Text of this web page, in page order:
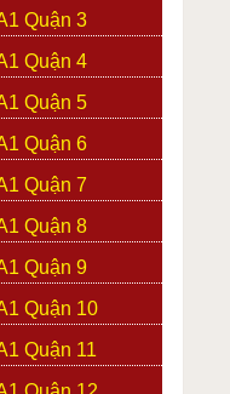
Quận 3
Quận 4
Quận 5
Quận 6
Quận 7
Quận 8
Quận 9
Quận 10
Quận 11